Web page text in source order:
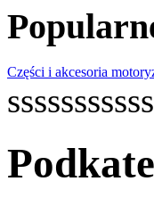
Części i akcesoria